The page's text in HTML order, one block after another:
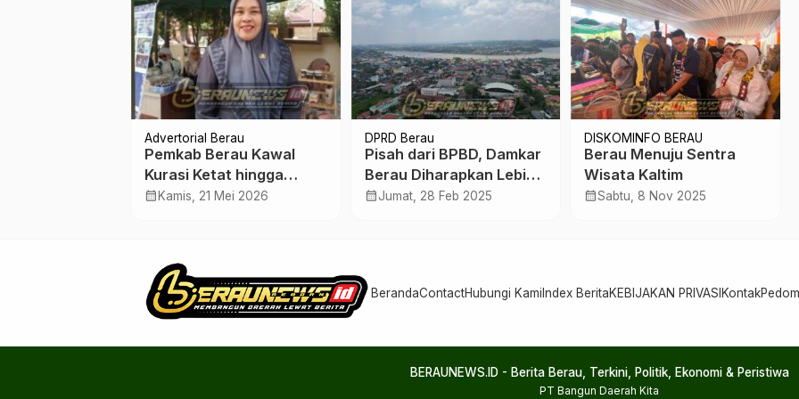
Advertorial Berau
Pemkab Berau Kawal
Kurasi Ketat hingga
Produk Lokal Masuk Ritel
calendar_monthKamis, 21 Mei 2026
DPRD Berau
Pisah dari BPBD, Damkar
Berau Diharapkan Lebih
Gesit dan Profesional
calendar_monthJumat, 28 Feb 2025
DISKOMINFO BERAU
Berau Menuju Sentra
Wisata Kaltim
calendar_monthSabtu, 8 Nov 2025
BerandaContactHubungi KamiIndex BeritaKEBIJAKAN PRIVASIKontak
BERAUNEWS.ID - Berita Berau, Terkini, Politik, Ekonomi & Peristiwa
PT Bangun Daerah Kita